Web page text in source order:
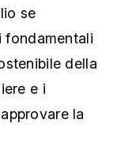
se
fondamentali
della
e i
la